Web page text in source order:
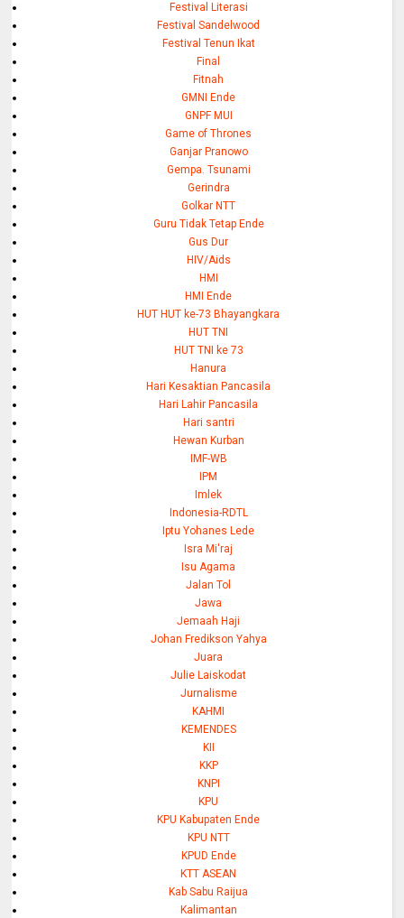
Festival Literasi
Festival Sandelwood
Festival Tenun Ikat
Final
Fitnah
GMNI Ende
GNPF MUI
Game of Thrones
Ganjar Pranowo
Gempa. Tsunami
Gerindra
Golkar NTT
Guru Tidak Tetap Ende
Gus Dur
HIV/Aids
HMI
HMI Ende
HUT HUT ke-73 Bhayangkara
HUT TNI
HUT TNI ke 73
Hanura
Hari Kesaktian Pancasila
Hari Lahir Pancasila
Hari santri
Hewan Kurban
IMF-WB
IPM
Imlek
Indonesia-RDTL
Iptu Yohanes Lede
Isra Mi'raj
Isu Agama
Jalan Tol
Jawa
Jemaah Haji
Johan Fredikson Yahya
Juara
Julie Laiskodat
Jurnalisme
KAHMI
KEMENDES
KII
KKP
KNPI
KPU
KPU Kabupaten Ende
KPU NTT
KPUD Ende
KTT ASEAN
Kab Sabu Raijua
Kalimantan